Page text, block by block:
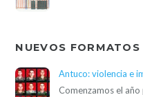
NUEVOS FORMATOS
Antuco: violencia e
Comenzamos el